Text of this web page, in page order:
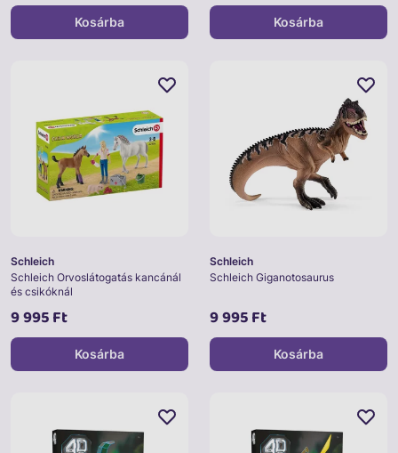
Kosárba Kosárba
Schleich
Schleich Orvoslátogatás kancánál
és csikóknál
9 995 Ft
Kosárba
Schleich
Schleich Giganotosaurus
9 995 Ft
Kosárba